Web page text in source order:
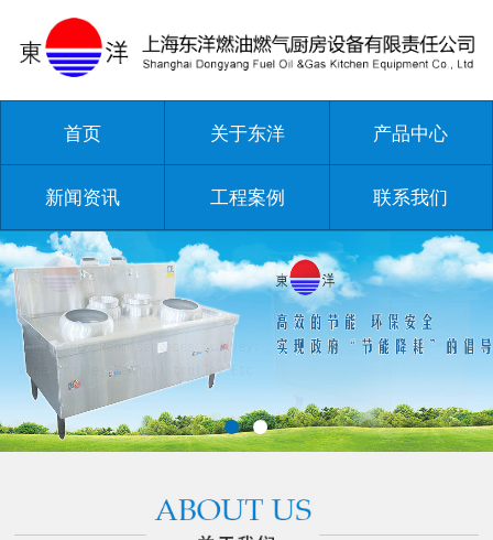
首页 关于东洋 产品中心
新闻资讯 工程案例 联系我们